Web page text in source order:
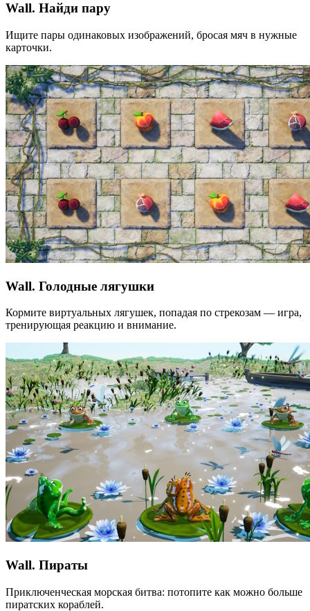
Wall. Найди пару
Ищите пары одинаковых изображений, бросая мяч в нужные
карточки.
Wall. Голодные лягушки
Кормите виртуальных лягушек, попадая по стрекозам — игра,
тренирующая реакцию и внимание.
Wall. Пираты
Приключенческая морская битва: потопите как можно больше
пиратских кораблей.